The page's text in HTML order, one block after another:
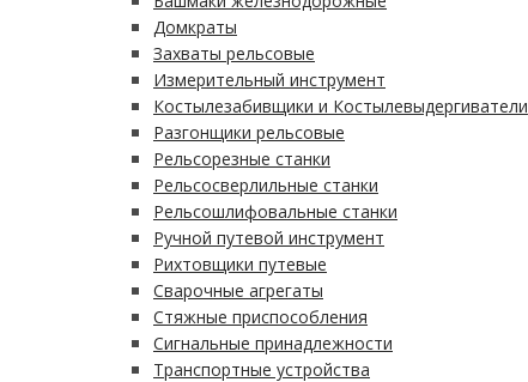
Домкраты
Захваты рельсовые
Измерительный инструмент
Костылезабивщики и Костылевыдергиватели
Разгонщики рельсовые
Рельсорезные станки
Рельсосверлильные станки
Рельсошлифовальные станки
Ручной путевой инструмент
Рихтовщики путевые
Сварочные агрегаты
Стяжные приспособления
Сигнальные принадлежности
Транспортные устройства